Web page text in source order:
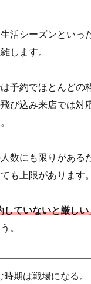
活シーズンといっ
します。
予約でほとんどの
び込み来店では対
数にも限りがある
も上限があります。
していないと厳し
。
時期は戦場になる。